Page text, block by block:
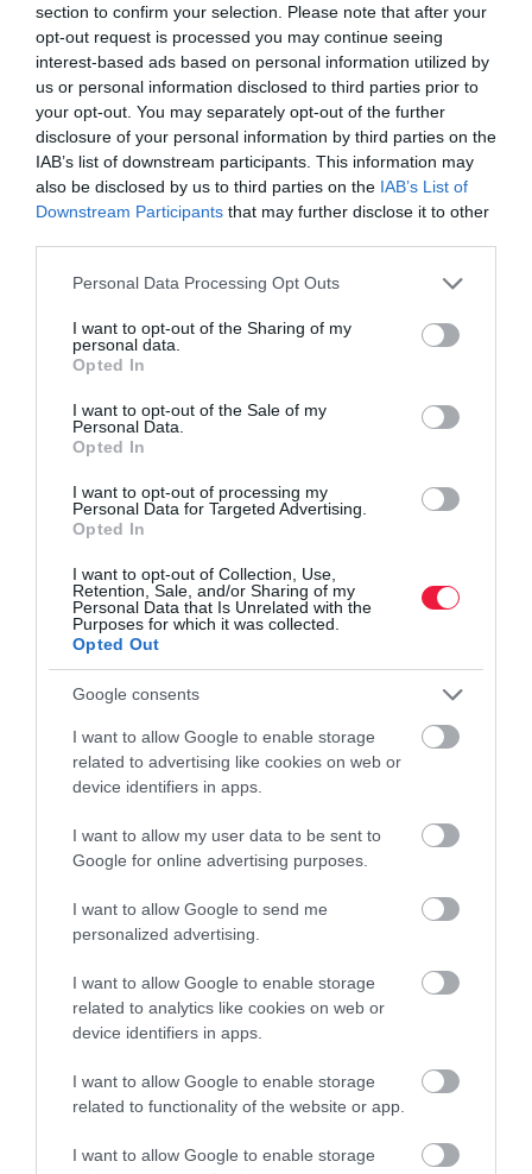
section to confirm your selection. Please note that after your
opt-out request is processed you may continue seeing
interest-based ads based on personal information utilized by
us or personal information disclosed to third parties prior to
your opt-out. You may separately opt-out of the further
disclosure of your personal information by third parties on the
IAB’s list of downstream participants. This information may
also be disclosed by us to third parties on the IAB’s List of
Downstream Participants that may further disclose it to other
Please note that this website/app uses one or more Google
not limited to your visit or usage behaviour. You may click to
grant or deny consent to Google and its third-party tags to
use your data for below specified purposes in below Google
consent section.
Personal Data Processing Opt Outs
I want to opt-out of the Sharing of my
personal data.
Opted In
I want to opt-out of the Sale of my
Personal Data.
Opted In
I want to opt-out of processing my
Personal Data for Targeted Advertising.
Opted In
I want to opt-out of Collection, Use,
Retention, Sale, and/or Sharing of my
Personal Data that Is Unrelated with the
Purposes for which it was collected.
Opted Out
Google consents
I want to allow Google to enable storage
related to advertising like cookies on web or
device identifiers in apps.
I want to allow my user data to be sent to
Google for online advertising purposes.
I want to allow Google to send me
personalized advertising.
I want to allow Google to enable storage
related to analytics like cookies on web or
device identifiers in apps.
I want to allow Google to enable storage
related to functionality of the website or app.
I want to allow Google to enable storage
FOGYASZTÓVÉDELEM
Máris vissza kellett hívni néhány karácsonyi
édességet
A szezon még csak most indult be, de máris bajok vannak néhány
édesség minőségével. A Nébih kéri a vásárlókat, hogy az alábbi
azonosító adatokkal megegyező termékeket ne fogyasszák el!